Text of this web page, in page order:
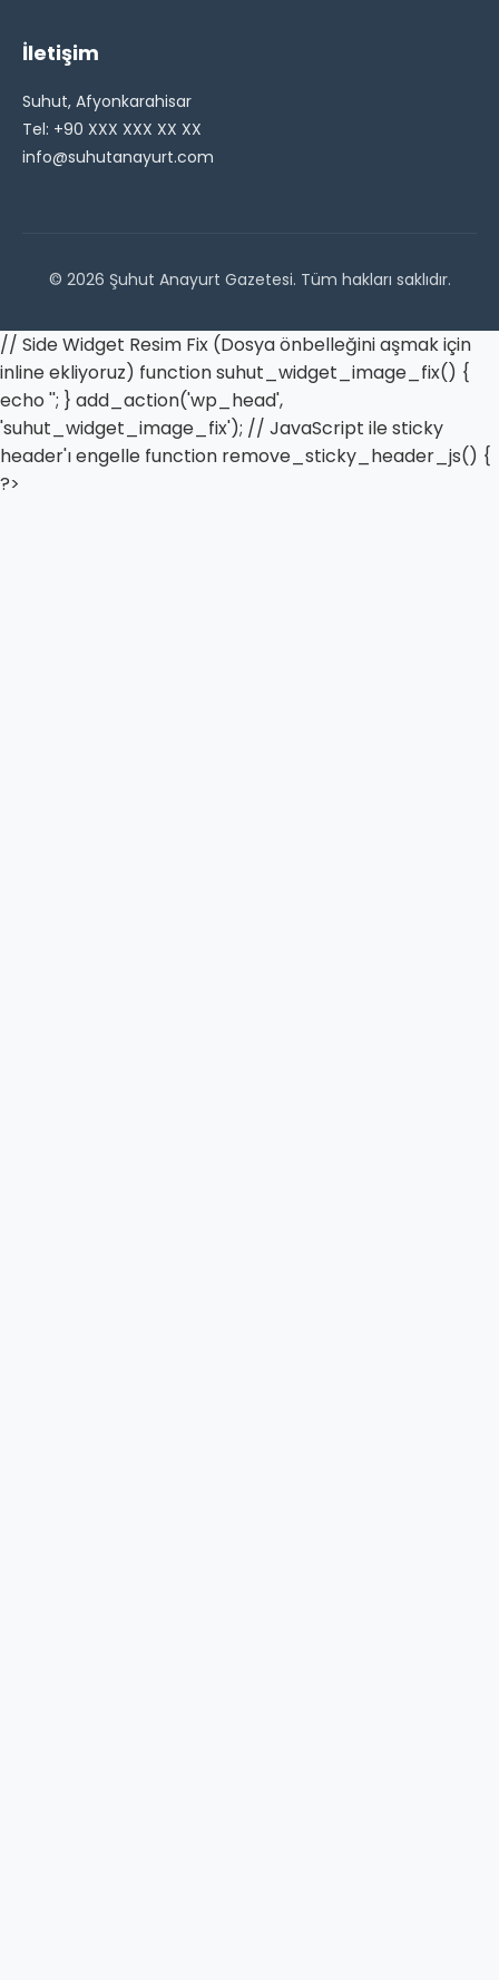
İletişim
Suhut, Afyonkarahisar
Tel: +90 XXX XXX XX XX
info@suhutanayurt.com
© 2026 Şuhut Anayurt Gazetesi. Tüm hakları saklıdır.
// Side Widget Resim Fix (Dosya önbelleğini aşmak için
inline ekliyoruz) function suhut_widget_image_fix() {
echo ''; } add_action('wp_head',
'suhut_widget_image_fix'); // JavaScript ile sticky
header'ı engelle function remove_sticky_header_js() {
?>